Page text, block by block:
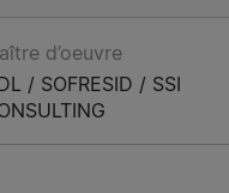
d’oeuvre
/ SOFRESID / SSI